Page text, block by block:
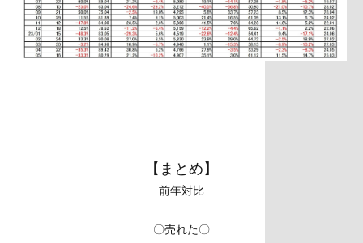
【まとめ】
前年対比
〇売れた〇